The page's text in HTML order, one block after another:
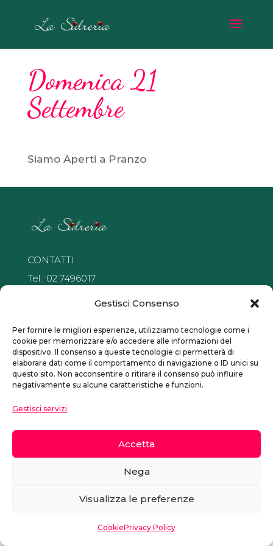
Gestisci Consenso
Per fornire le migliori esperienze, utilizziamo tecnologie come i
cookie per memorizzare e/o accedere alle informazioni del
dispositivo. Il consenso a queste tecnologie ci permetterà di
elaborare dati come il comportamento di navigazione o ID unici su
questo sito. Non acconsentire o ritirare il consenso può influire
negativamente su alcune caratteristiche e funzioni.
Gestisci servizi
Accetta
Nega
Visualizza le preferenze
CookiePrivacy Policy
Domenica 21
Settembre
Siamo Aperti a Pranzo
CONTATTI
Tel.: 02 7496017
La Sidreriasncdi LucaPUNZI & c
Web & Coffee